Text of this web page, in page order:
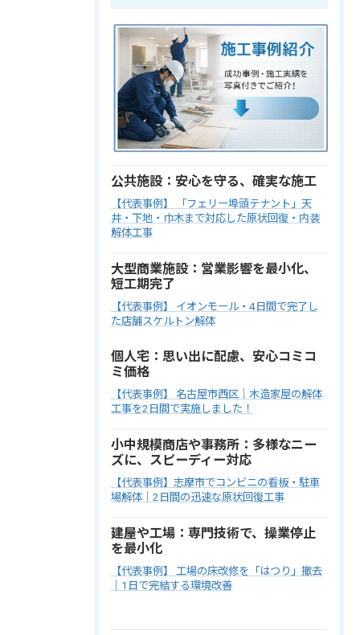
公共施設：安心を守る、確実な施工
【代表事例】 「フェリー埠頭テナント」天
井・下地・巾木まで対応した原状回復・内装
解体工事
大型商業施設：営業影響を最小化、
短工期完了
【代表事例】 イオンモール・4日間で完了し
た店舗スケルトン解体
個人宅：思い出に配慮、安心コミコ
ミ価格
【代表事例】 名古屋市西区｜木造家屋の解体
工事を2日間で実施しました！
小中規模商店や事務所：多様なニー
ズに、スピーディー対応
【代表事例】志摩市でコンビニの看板・駐車
場解体｜2日間の迅速な原状回復工事
建屋や工場：専門技術で、操業停止
を最小化
【代表事例】 工場の床改修を「はつり」撤去
｜1日で完結する環境改善